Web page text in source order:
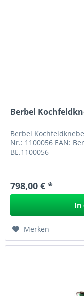
Berbel
Berbel
Nr.: 1100056 EAN:
BE.1100056
798,00 € *
In
Merken